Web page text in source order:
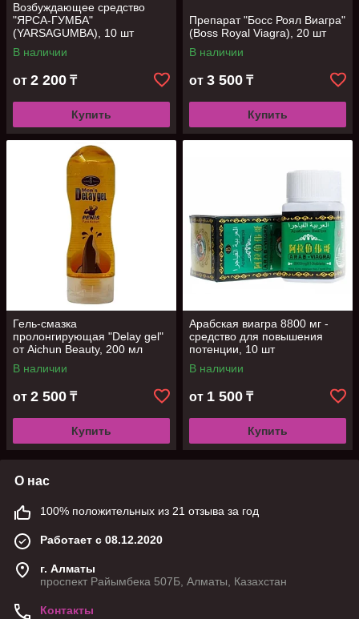
Возбуждающее средство
"ЯРСА-ГУМБА"
(YARSAGUMBA), 10 шт
В наличии
от 2 200 ₸
Купить
Препарат "Босс Роял Виагра"
(Boss Royal Viagra), 20 шт
В наличии
от 3 500 ₸
Купить
Гель-смазка
пролонгирующая "Delay gel"
от Aichun Beauty, 200 мл
В наличии
от 2 500 ₸
Купить
Арабская виагра 8800 мг -
средство для повышения
потенции, 10 шт
В наличии
от 1 500 ₸
Купить
О нас
100% положительных из 21 отзыва за год
Работает с 08.12.2020
г. Алматы
проспект Райымбека 507Б, Алматы, Казахстан
Контакты